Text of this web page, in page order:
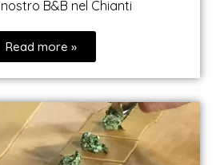
B&B nel Chianti
Read more »